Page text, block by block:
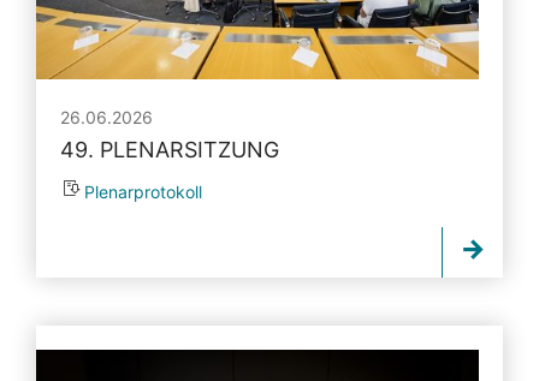
26.06.2026
49. PLENARSITZUNG
Plenarprotokoll